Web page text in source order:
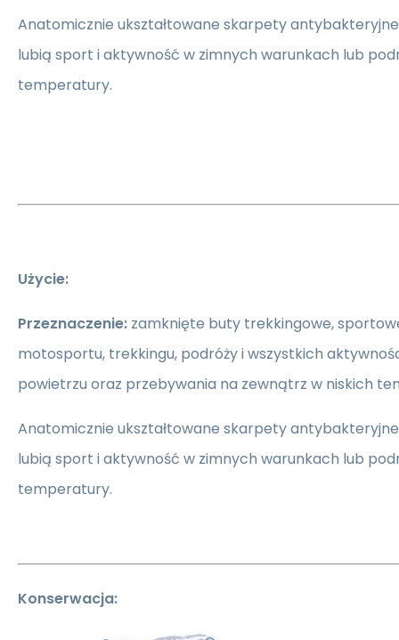
Anatomicznie ukształtowane skarpety
lubią sport i aktywność w zimnych warunkach lub
temperatury.
Użycie:
Przeznaczenie: zamknięte buty trekkingowe,
motosportu, trekkingu, podróży i wszystkich
powietrzu oraz przebywania na zewnątrz w niskich
Anatomicznie ukształtowane skarpety
lubią sport i aktywność w zimnych warunkach lub
temperatury.
Konserwacja: